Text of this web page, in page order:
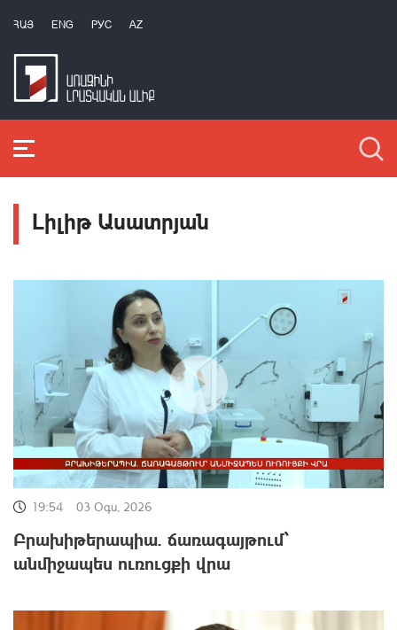
ՀԱՅ ENG РУС AZ
Լիլիթ Ասատրյան
19:54 03 Օգս, 2026
Բրախիթերապիա. ճառագայթում՝
անմիջապես ուռուցքի վրա